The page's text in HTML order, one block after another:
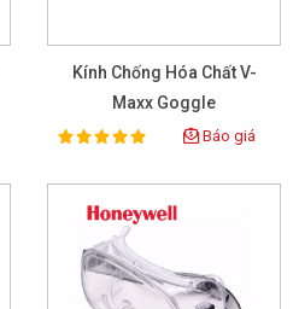
Kính Chống Hóa Chất V-
Maxx Goggle
Rating:
100% Báo giá